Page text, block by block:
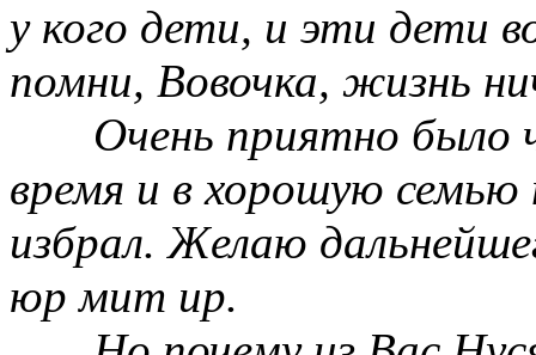
у кого дети, и эти дети
помни, Вовочка, жизнь
Очень приятно было
время и в хорошую семью
избрал. Желаю
юр мит ир.